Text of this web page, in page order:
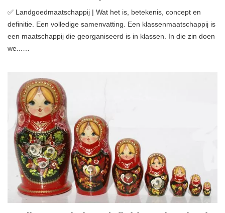
✅ Landgoedmaatschappij | Wat het is, betekenis, concept en
definitie. Een volledige samenvatting. Een klassenmaatschappij is
een maatschappij die georganiseerd is in klassen. In die zin doen
we...…